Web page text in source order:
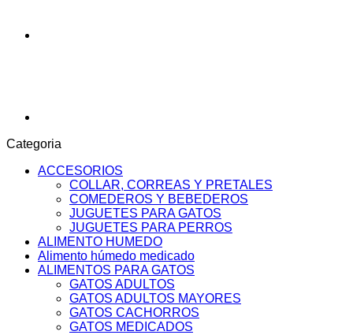
Categoria
ACCESORIOS
COLLAR, CORREAS Y PRETALES
COMEDEROS Y BEBEDEROS
JUGUETES PARA GATOS
JUGUETES PARA PERROS
ALIMENTO HUMEDO
Alimento húmedo medicado
ALIMENTOS PARA GATOS
GATOS ADULTOS
GATOS ADULTOS MAYORES
GATOS CACHORROS
GATOS MEDICADOS